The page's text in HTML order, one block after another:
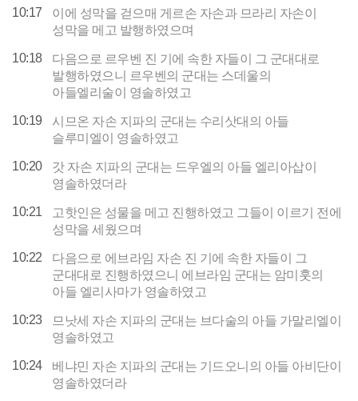
10:17
이에 성막을 걷으매 게르손 자손과 므라리 자손이
성막을 메고 발행하였으며
10:18
다음으로 르우벤 진 기에 속한 자들이 그 군대대로
발행하였으니 르우벤의 군대는 스데울의
아들엘리술이 영솔하였고
10:19
시므온 자손 지파의 군대는 수리삿대의 아들
슬루미엘이 영솔하였고
10:20
갓 자손 지파의 군대는 드우엘의 아들 엘리아삽이
영솔하였더라
10:21
고핫인은 성물을 메고 진행하였고 그들이 이르기 전에
성막을 세웠으며
10:22
다음으로 에브라임 자손 진 기에 속한 자들이 그
군대대로 진행하였으니 에브라임 군대는 암미훗의
아들 엘리사마가 영솔하였고
10:23
므낫세 자손 지파의 군대는 브다술의 아들 가말리엘이
영솔하였고
10:24
베냐민 자손 지파의 군대는 기드오니의 아들 아비단이
영솔하였더라